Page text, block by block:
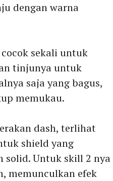
dengan warna
sekali untuk
tinjunya untuk
saja yang bagus,
memukau.
dash, terlihat
shield yang
solid. Untuk skill 2 nya
memunculkan efek